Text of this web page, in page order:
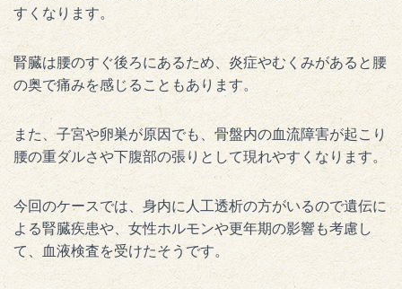
すくなります。
腎臓は腰のすぐ後ろにあるため、炎症やむくみがあると腰
の奥で痛みを感じることもあります。
また、子宮や卵巣が原因でも、骨盤内の血流障害が起こり
腰の重ダルさや下腹部の張りとして現れやすくなります。
今回のケースでは、身内に人工透析の方がいるので遺伝に
よる腎臓疾患や、女性ホルモンや更年期の影響も考慮し
て、血液検査を受けたそうです。